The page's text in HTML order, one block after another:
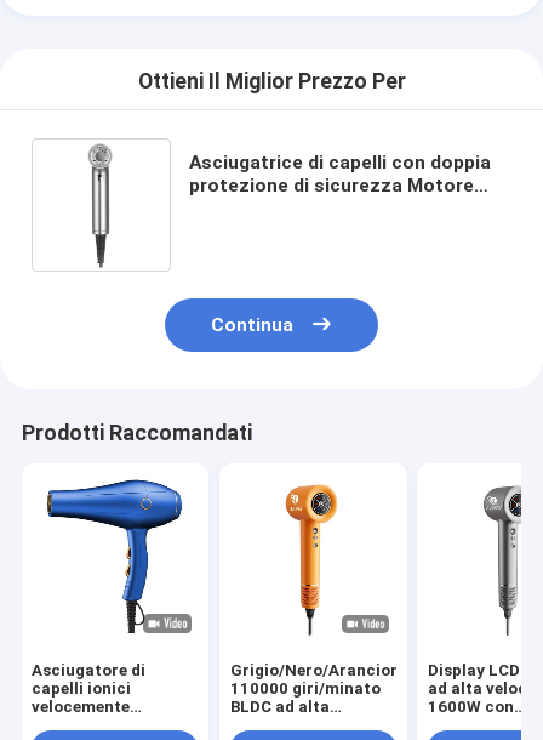
Ottieni Il Miglior Prezzo Per
Asciugatrice di capelli con doppia
protezione di sicurezza Motore
Continua
Prodotti Raccomandati
Asciugatore di
capelli ionici
velocemente
Grigio/Nero/Arancione
110000 giri/minato
BLDC ad alta
Display LCD
ad alta
1600W con